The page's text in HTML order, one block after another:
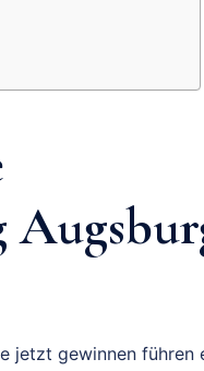
jetzt gewinnen führen